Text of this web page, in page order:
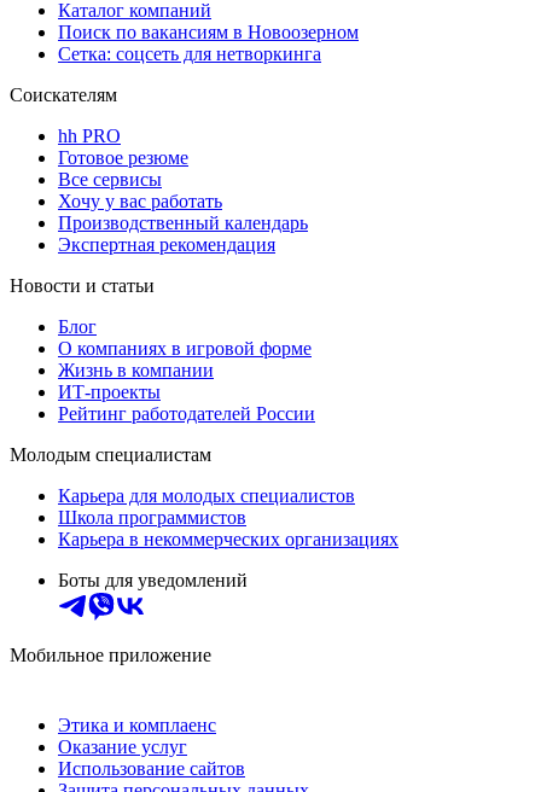
Каталог компаний
Поиск по вакансиям в Новоозерном
Сетка: соцсеть для нетворкинга
Соискателям
hh PRO
Готовое резюме
Все сервисы
Хочу у вас работать
Производственный календарь
Экспертная рекомендация
Новости и статьи
Блог
О компаниях в игровой форме
Жизнь в компании
ИТ-проекты
Рейтинг работодателей России
Молодым специалистам
Карьера для молодых специалистов
Школа программистов
Карьера в некоммерческих организациях
Боты для уведомлений
Мобильное приложение
Этика и комплаенс
Оказание услуг
Использование сайтов